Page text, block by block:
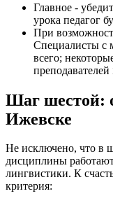
Главное -
урока педагог
При
Специалисты с
всего;
Шаг шестой:
Ижевске
Не исключено, что в
дисциплины
лингвистики. К
критерия: